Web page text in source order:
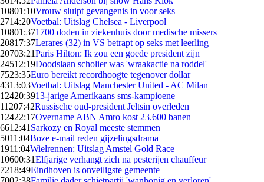
10801:10Vrouw sluipt gevangenis in voor seks
2714:20Voetbal: Uitslag Chelsea - Liverpool
10801:371700 doden in ziekenhuis door medische missers
20817:37Lerares (32) in VS betrapt op seks met leerling
20703:21Paris Hilton: Ik zou een goede president zijn
24512:19Doodslaan scholier was 'wraakactie na roddel'
7523:35Euro bereikt recordhoogte tegenover dollar
4313:03Voetbal: Uitslag Manchester United - AC Milan
12420:3913-jarige Amerikaans sms-kampioene
11207:42Russische oud-president Jeltsin overleden
12422:17Overname ABN Amro kost 23.600 banen
6612:41 Sarkozy en Royal meeste stemmen
5011:04Boze e-mail reden gijzelingsdrama
1911:04Wielrennen: Uitslag Amstel Gold Race
10600:31Elfjarige verhangt zich na pesterijen chauffeur
7218:49Eindhoven is onveiligste gemeente